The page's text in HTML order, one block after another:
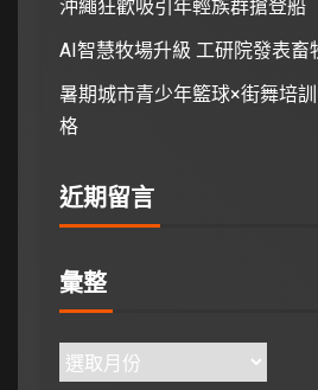
沖繩狂歡吸引年輕族群搶登船
AI智慧牧場升級 工研院發表畜
暑期城市青少年籃球×街舞培
格
近期留言
彙整